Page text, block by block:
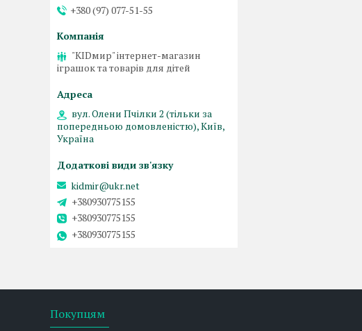
+380 (97) 077-51-55
"KIDмир" інтернет-магазин
іграшок та товарів для дітей
вул. Олени Пчілки 2 (тільки за
попередньою домовленістю), Київ,
Україна
kidmir@ukr.net
+380930775155
+380930775155
+380930775155
Покупцям